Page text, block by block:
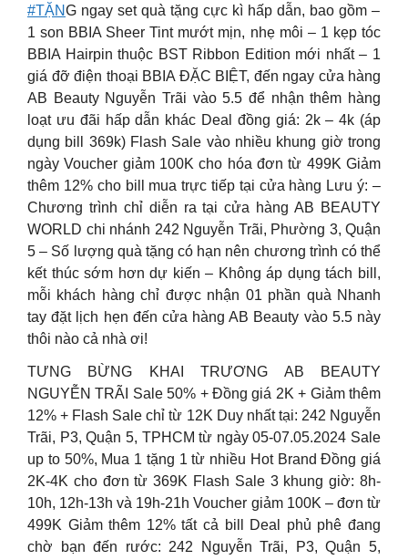
#TẶNG ngay set quà tặng cực kì hấp dẫn, bao gồm –
1 son BBIA Sheer Tint mướt mịn, nhẹ môi – 1 kẹp tóc
BBIA Hairpin thuộc BST Ribbon Edition mới nhất – 1
giá đỡ điện thoại BBIA ĐẶC BIỆT, đến ngay cửa hàng
AB Beauty Nguyễn Trãi vào 5.5 để nhận thêm hàng
loạt ưu đãi hấp dẫn khác Deal đồng giá: 2k – 4k (áp
dụng bill 369k) Flash Sale vào nhiều khung giờ trong
ngày Voucher giảm 100K cho hóa đơn từ 499K Giảm
thêm 12% cho bill mua trực tiếp tại cửa hàng Lưu ý: –
Chương trình chỉ diễn ra tại cửa hàng AB BEAUTY
WORLD chi nhánh 242 Nguyễn Trãi, Phường 3, Quận
5 – Số lượng quà tặng có hạn nên chương trình có thể
kết thúc sớm hơn dự kiến – Không áp dụng tách bill,
mỗi khách hàng chỉ được nhận 01 phần quà Nhanh
tay đặt lịch hẹn đến cửa hàng AB Beauty vào 5.5 này
thôi nào cả nhà ơi!
TƯNG BỪNG KHAI TRƯƠNG AB BEAUTY
NGUYỄN TRÃI Sale 50% + Đồng giá 2K + Giảm thêm
12% + Flash Sale chỉ từ 12K Duy nhất tại: 242 Nguyễn
Trãi, P3, Quận 5, TPHCM từ ngày 05-07.05.2024 Sale
up to 50%, Mua 1 tặng 1 từ nhiều Hot Brand Đồng giá
2K-4K cho đơn từ 369K Flash Sale 3 khung giờ: 8h-
10h, 12h-13h và 19h-21h Voucher giảm 100K – đơn từ
499K Giảm thêm 12% tất cả bill Deal phủ phê đang
chờ bạn đến rước: 242 Nguyễn Trãi, P3, Quận 5,